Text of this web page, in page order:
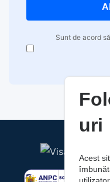
Sunt de acord
uri
Acest